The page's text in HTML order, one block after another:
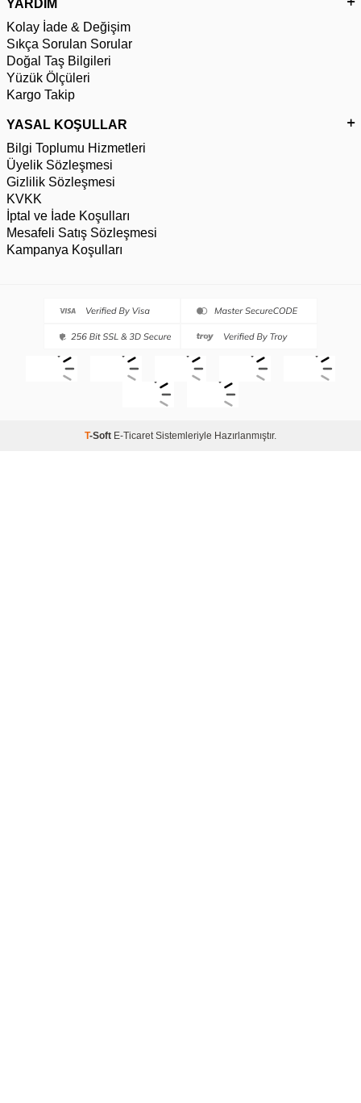
YARDIM
Kolay İade & Değişim
Sıkça Sorulan Sorular
Doğal Taş Bilgileri
Yüzük Ölçüleri
Kargo Takip
YASAL KOŞULLAR
Bilgi Toplumu Hizmetleri
Üyelik Sözleşmesi
Gizlilik Sözleşmesi
KVKK
İptal ve İade Koşulları
Mesafeli Satış Sözleşmesi
Kampanya Koşulları
T-Soft E-Ticaret Sistemleriyle Hazırlanmıştır.